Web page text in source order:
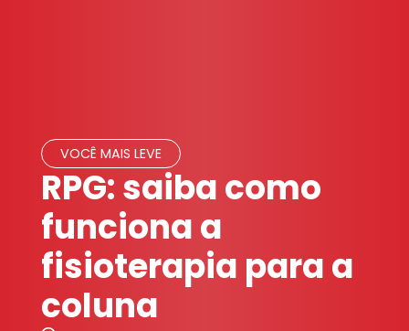
VOCÊ MAIS LEVE
RPG: saiba como
funciona a
fisioterapia para a
coluna